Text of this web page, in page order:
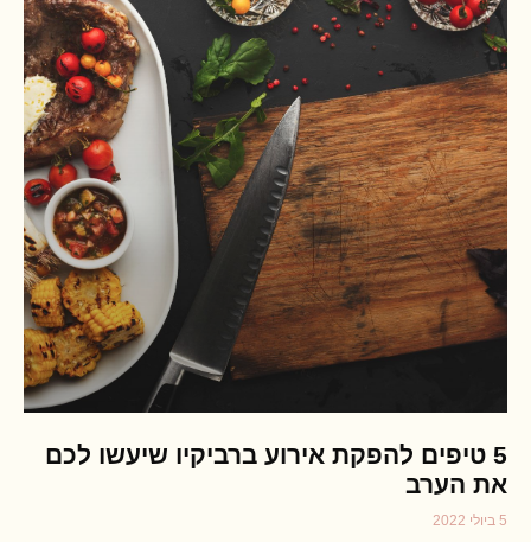
5 טיפים להפקת אירוע ברביקיו שיעשו לכם
את הערב
5 ביולי 2022